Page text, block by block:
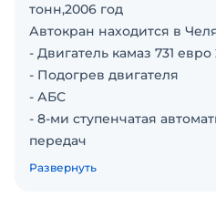
тонн,2006 год
Автокран находится в
- Двигатель камаз 731
- Подогрев двигателя
- АБС
- 8-ми ступенчатая
передач
- 110 тыс. пробег
Развернуть